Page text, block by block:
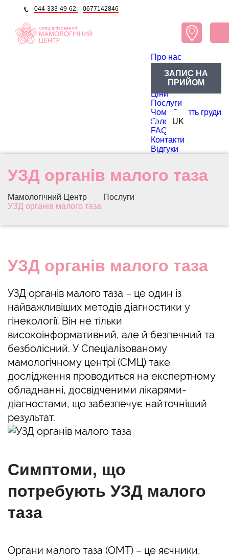
044-333-49-62, 0677142846
Про нас
Блог
Лікарі
Ціни
Послуги
Чому болять груди
Галерея
FAQ
Контакти
Відгуки
RU UK
ЗАПИС НА
ПРИЙОМ
УЗД органів малого таза
Мамологічний Центр
Послуги
УЗД органів малого таза
УЗД органів малого таза
УЗД органів малого таза – це один із
найважливіших методів діагностики у
гінекології. Він не тільки
високоінформативний, але й безпечний та
безболісний. У Спеціалізованому
мамологічному центрі (СМЦ) таке
дослідження проводиться на експертному
обладнанні, досвідченими лікарями-
діагностами, що забезпечує найточніший
результат.
Симптоми, що
потребують УЗД малого
таза
Органи малого таза (ОМТ) – це яєчники,